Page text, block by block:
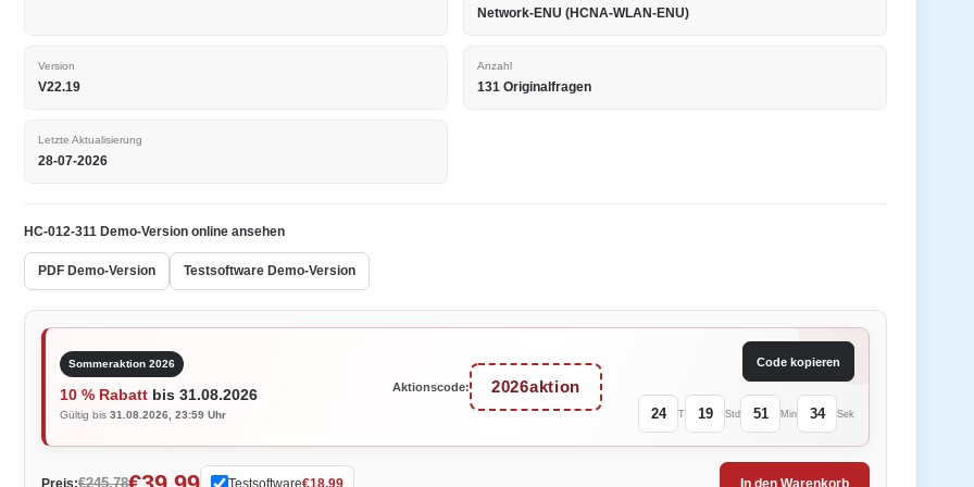
Network-ENU (HCNA-WLAN-ENU)
Version
V22.19
Anzahl
131 Originalfragen
Letzte Aktualisierung
28-07-2026
HC-012-311 Demo-Version online ansehen
PDF Demo-Version Testsoftware Demo-Version
Sommeraktion 2026
10 % Rabatt bis 31.08.2026
Gültig bis 31.08.2026, 23:59 Uhr
Aktionscode: 2026aktion
Code kopieren
24 T 19 Std 51 Min 34 Sek
Preis:€245.78 Testsoftware€18.99 In den Warenkorb